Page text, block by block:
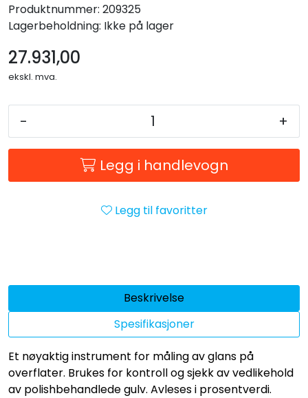
Produktnummer: 209325
Lagerbeholdning: Ikke på lager
27.931,00
ekskl. mva.
- +
Legg i handlevogn
Legg til favoritter
Beskrivelse
Spesifikasjoner
Et nøyaktig instrument for måling av glans på
overflater. Brukes for kontroll og sjekk av vedlikehold
av polishbehandlede gulv. Avleses i prosentverdi.